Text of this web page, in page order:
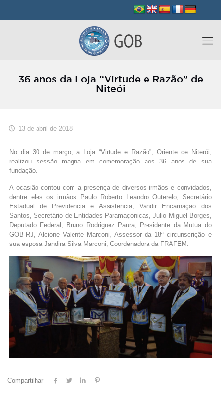
36 anos da Loja “Virtude e Razão” de
Niteói
13 de abril de 2018
No dia 30 de março, a Loja “Virtude e Razão”, Oriente de Niterói,
realizou sessão magna em comemoração aos 36 anos de sua
fundação.
A ocasião contou com a presença de diversos irmãos e convidados,
dentre eles os irmãos Paulo Roberto Leandro Outerelo, Secretário
Estadual de Previdência e Assistência, Vandir Encarnação dos
Santos, Secretário de Entidades Paramaçonicas, Julio Miguel Borges,
Deputado Federal, Bruno Rodriguez Paura, Presidente da Mutua do
GOB-RJ, Alcione Valente Marconi, Assessor da 18ª circunscrição e
sua esposa Jandira Silva Marconi, Coordenadora da FRAFEM.
Compartilhar